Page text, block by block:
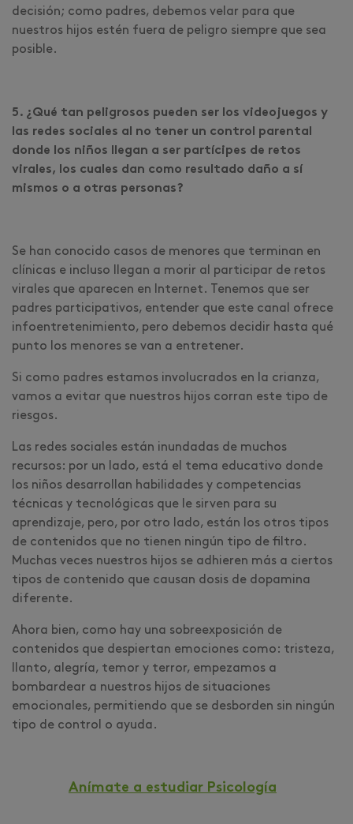
decisión; como padres, debemos velar para que
nuestros hijos estén fuera de peligro siempre que sea
posible.
5. ¿Qué tan peligrosos pueden ser los videojuegos y
las redes sociales al no tener un control parental
donde los niños llegan a ser partícipes de retos
virales, los cuales dan como resultado daño a sí
mismos o a otras personas?
Se han conocido casos de menores que terminan en
clínicas e incluso llegan a morir al participar de retos
virales que aparecen en Internet. Tenemos que ser
padres participativos, entender que este canal ofrece
infoentretenimiento, pero debemos decidir hasta qué
punto los menores se van a entretener.
Si como padres estamos involucrados en la crianza,
vamos a evitar que nuestros hijos corran este tipo de
riesgos.
Las redes sociales están inundadas de muchos
recursos: por un lado, está el tema educativo donde
los niños desarrollan habilidades y competencias
técnicas y tecnológicas que le sirven para su
aprendizaje, pero, por otro lado, están los otros tipos
de contenidos que no tienen ningún tipo de filtro.
Muchas veces nuestros hijos se adhieren más a ciertos
tipos de contenido que causan dosis de dopamina
diferente.
Ahora bien, como hay una sobreexposición de
contenidos que despiertan emociones como: tristeza,
llanto, alegría, temor y terror, empezamos a
bombardear a nuestros hijos de situaciones
emocionales, permitiendo que se desborden sin ningún
tipo de control o ayuda.
Anímate a estudiar Psicología